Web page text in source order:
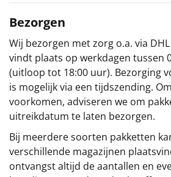
Bezorgen
Wij bezorgen met zorg o.a. via
vindt plaats op werkdagen tussen
(uitloop tot 18:00 uur). Bezorging
is mogelijk via een tijdszending.
voorkomen, adviseren we om
uitreikdatum te laten bezorgen.
Bij meerdere soorten pakketten
verschillende magazijnen
ontvangst altijd de aantallen en